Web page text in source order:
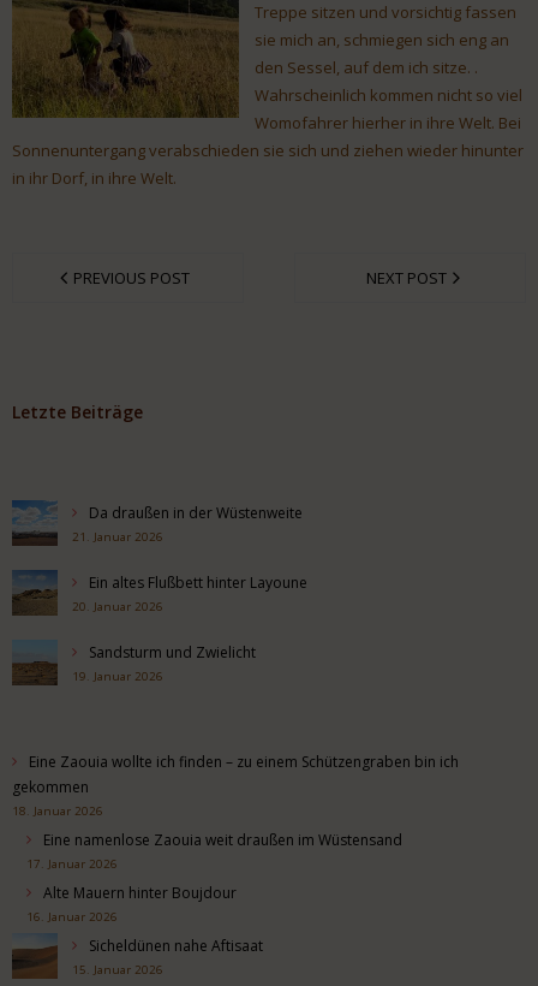
Treppe sitzen und vorsichtig fassen
sie mich an, schmiegen sich eng an
den Sessel, auf dem ich sitze. .
Wahrscheinlich kommen nicht so viel
Womofahrer hierher in ihre Welt. Bei
Sonnenuntergang verabschieden sie sich und ziehen wieder hinunter
in ihr Dorf, in ihre Welt.
PREVIOUS POST NEXT POST
Letzte Beiträge
Da draußen in der Wüstenweite
21. Januar 2026
Ein altes Flußbett hinter Layoune
20. Januar 2026
Sandsturm und Zwielicht
19. Januar 2026
Eine Zaouia wollte ich finden – zu einem Schützengraben bin ich
gekommen
18. Januar 2026
Eine namenlose Zaouia weit draußen im Wüstensand
17. Januar 2026
Alte Mauern hinter Boujdour
16. Januar 2026
Sicheldünen nahe Aftisaat
15. Januar 2026